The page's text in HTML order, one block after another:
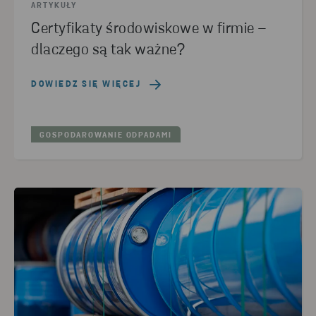
ARTYKUŁY
Certyfikaty środowiskowe w firmie –
dlaczego są tak ważne?
DOWIEDZ SIĘ WIĘCEJ
GOSPODAROWANIE ODPADAMI